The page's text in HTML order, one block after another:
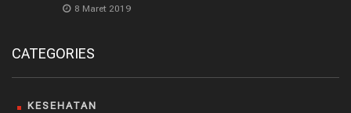
8 Maret 2019
CATEGORIES
KESEHATAN